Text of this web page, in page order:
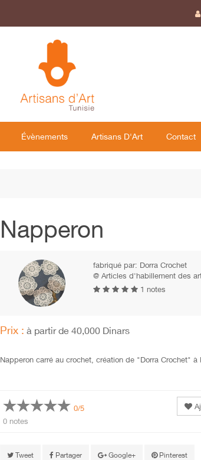
Évènements Artisans D'Art Contact
Napperon
fabriqué par: Dorra Crochet
@ Articles d'habillement des
1 notes
Prix : à partir de 40,000 Dinars
Napperon carré au crochet, création de "Dorra Crochet" à
0/5
0 notes
Tweet Partager Google+ Pinterest